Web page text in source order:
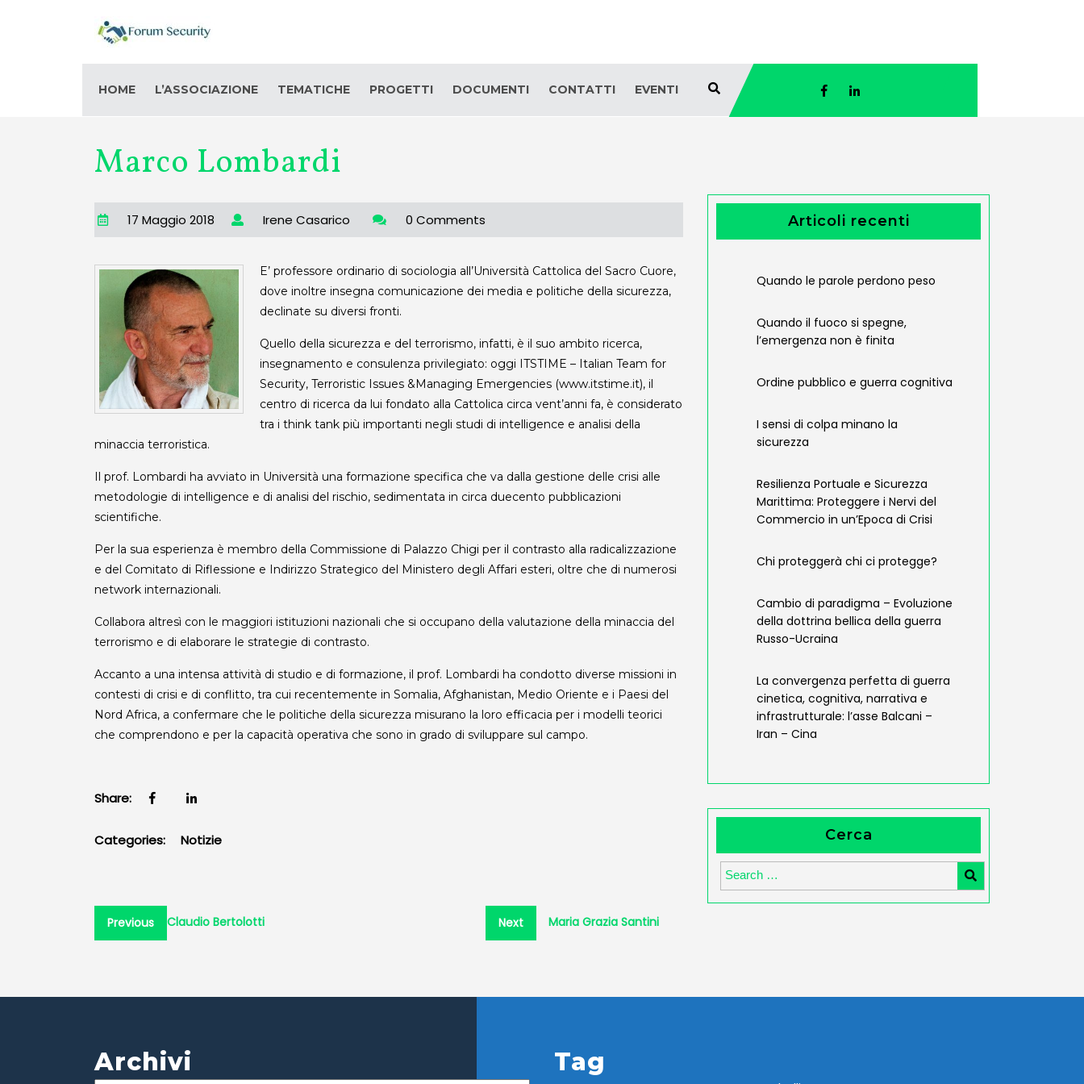
HOME L’ASSOCIAZIONE TEMATICHE PROGETTI DOCUMENTI CONTATTI EVENTI
Marco Lombardi
17 Maggio 2018 Irene Casarico 0 Comments
E’ professore ordinario di sociologia all’Università Cattolica del Sacro Cuore,
dove inoltre insegna comunicazione dei media e politiche della sicurezza,
declinate su diversi fronti.
Quello della sicurezza e del terrorismo, infatti, è il suo ambito ricerca,
insegnamento e consulenza privilegiato: oggi ITSTIME – Italian Team for
Security, Terroristic Issues &Managing Emergencies (www.itstime.it), il
centro di ricerca da lui fondato alla Cattolica circa vent’anni fa, è considerato
tra i think tank più importanti negli studi di intelligence e analisi della
minaccia terroristica.
Il prof. Lombardi ha avviato in Università una formazione specifica che va dalla gestione delle crisi alle
metodologie di intelligence e di analisi del rischio, sedimentata in circa duecento pubblicazioni
scientifiche.
Per la sua esperienza è membro della Commissione di Palazzo Chigi per il contrasto alla radicalizzazione
e del Comitato di Riflessione e Indirizzo Strategico del Ministero degli Affari esteri, oltre che di numerosi
network internazionali.
Collabora altresì con le maggiori istituzioni nazionali che si occupano della valutazione della minaccia del
terrorismo e di elaborare le strategie di contrasto.
Accanto a una intensa attività di studio e di formazione, il prof. Lombardi ha condotto diverse missioni in
contesti di crisi e di conflitto, tra cui recentemente in Somalia, Afghanistan, Medio Oriente e i Paesi del
Nord Africa, a confermare che le politiche della sicurezza misurano la loro efficacia per i modelli teorici
che comprendono e per la capacità operativa che sono in grado di sviluppare sul campo.
Share:
Categories: Notizie
Navigazione
articoli
Previous
Previous
post:
Claudio Bertolotti Next
Next
post:
Maria Grazia Santini
Articoli recenti
Quando le parole perdono peso
Quando il fuoco si spegne,
l’emergenza non è finita
Ordine pubblico e guerra cognitiva
I sensi di colpa minano la
sicurezza
Resilienza Portuale e Sicurezza
Marittima: Proteggere i Nervi del
Commercio in un’Epoca di Crisi
Chi proteggerà chi ci protegge?
Cambio di paradigma – Evoluzione
della dottrina bellica della guerra
Russo-Ucraina
La convergenza perfetta di guerra
cinetica, cognitiva, narrativa e
infrastrutturale: l’asse Balcani –
Iran – Cina
Cerca
Archivi Tag